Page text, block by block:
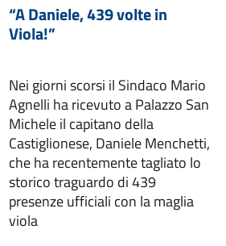
“A Daniele, 439 volte in
Viola!”
Nei giorni scorsi il Sindaco Mario
Agnelli ha ricevuto a Palazzo San
Michele il capitano della
Castiglionese, Daniele Menchetti,
che ha recentemente tagliato lo
storico traguardo di 439
presenze ufficiali con la maglia
viola